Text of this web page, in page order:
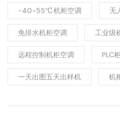
-40~55℃机柜空调 无
免排水机柜空调 工业级
远程控制机柜空调 PLC
一天出图五天出样机 机